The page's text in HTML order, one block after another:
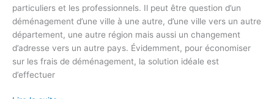
particuliers et les professionnels. Il peut être question d’un
déménagement d’une ville à une autre, d’une ville vers un autre
département, une autre région mais aussi un changement
d’adresse vers un autre pays. Évidemment, pour économiser
sur les frais de déménagement, la solution idéale est
d’effectuer